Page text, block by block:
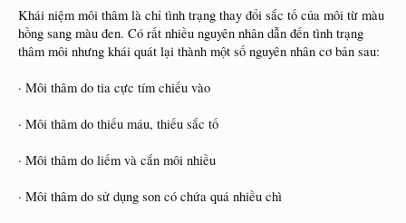
Khái niệm môi thâm là chỉ tình trạng thay đổi sắc tố của môi từ màu
hồng sang màu đen. Có rất nhiều nguyên nhân dẫn đến tình trạng
thâm môi nhưng khái quát lại thành một số nguyên nhân cơ bản sau:
· Môi thâm do tia cực tím chiếu vào
· Môi thâm do thiếu máu, thiếu sắc tố
· Môi thâm do liếm và cắn môi nhiều
· Môi thâm do sử dụng son có chứa quá nhiều chì